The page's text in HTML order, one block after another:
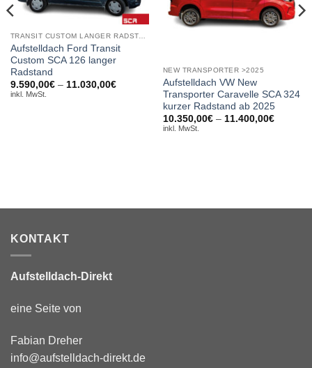
TRANSIT CUSTOM LANGER RADSTAND
Aufstelldach Ford Transit
Custom SCA 126 langer
Radstand
9.590,00€ – 11.030,00€Preisspanne:
11.030,00€
inkl. MwSt.
NEW TRANSPORTER >2025
Aufstelldach VW New
Transporter Caravelle SCA 324
kurzer Radstand ab 2025
10.350,00€ – 11.400,00€
inkl. MwSt.
KONTAKT
Aufstelldach-Direkt
eine Seite von
Fabian Dreher
info@aufstelldach-direkt.de